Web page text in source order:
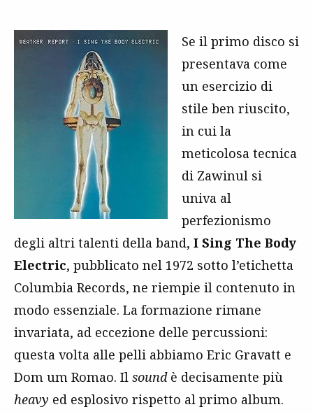
Se il primo disco si
presentava come
un esercizio di
stile ben riuscito,
in cui la
meticolosa tecnica
di Zawinul si
univa al
perfezionismo
degli altri talenti della band, I Sing The Body
Electric, pubblicato nel 1972 sotto l’etichetta
Columbia Records, ne riempie il contenuto in
modo essenziale. La formazione rimane
invariata, ad eccezione delle percussioni:
questa volta alle pelli abbiamo Eric Gravatt e
Dom um Romao. Il soundè decisamente più
heavy ed esplosivo rispetto al primo album.